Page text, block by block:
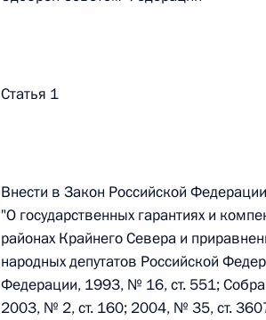
О внесении изменений в статьи 85 и 102
Федеральный закон от
О внесении изменений в Трудовой
26 июля 2026 года
Статья 1
Внести в Закон Российской
"О государственных гарантиях и
районах Крайнего Севера и
народных депутатов Российской
Федерации, 1993, № 16, ст. 551;
2003, № 2, ст. 160; 2004, № 35, ст.